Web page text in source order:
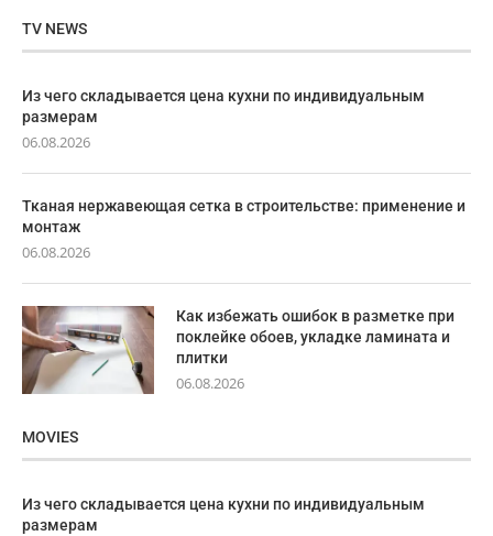
TV NEWS
Из чего складывается цена кухни по индивидуальным
размерам
06.08.2026
Тканая нержавеющая сетка в строительстве: применение и
монтаж
06.08.2026
Как избежать ошибок в разметке при
поклейке обоев, укладке ламината и
плитки
06.08.2026
MOVIES
Из чего складывается цена кухни по индивидуальным
размерам